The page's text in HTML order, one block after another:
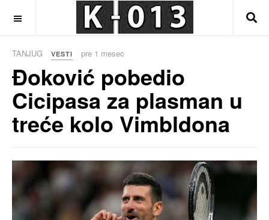
TANJUG VESTI pre 1 mesec
Đoković pobedio
Cicipasa za plasman u
treće kolo Vimbldona